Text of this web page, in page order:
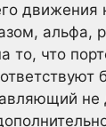
движения
альфа,
то, что
не